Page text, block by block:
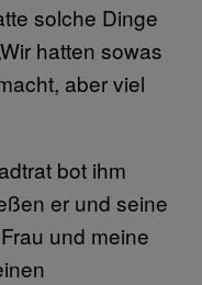
solche Dinge
hatten sowas
aber viel
bot ihm
er und seine
und meine